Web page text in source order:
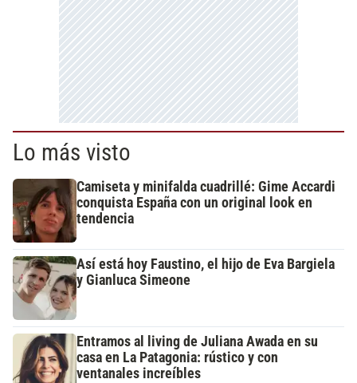
Lo más visto
Camiseta y minifalda cuadrillé: Gime Accardi
conquista España con un original look en
tendencia
Así está hoy Faustino, el hijo de Eva Bargiela
y Gianluca Simeone
Entramos al living de Juliana Awada en su
casa en La Patagonia: rústico y con
ventanales increíbles